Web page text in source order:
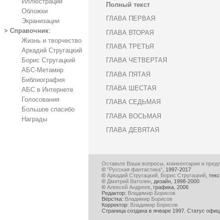
Обложки
Экранизации
> Справочник:
Жизнь и творчество
Аркадий Стругацкий
Борис Стругацкий
АБС-Метамир
Библиография
АБС в Интернете
Голосования
Большое спасибо
Награды
Полный текст
ГЛАВА ПЕРВАЯ
ГЛАВА ВТОРАЯ
ГЛАВА ТРЕТЬЯ
ГЛАВА ЧЕТВЕРТАЯ
ГЛАВА ПЯТАЯ
ГЛАВА ШЕСТАЯ
ГЛАВА СЕДЬМАЯ
ГЛАВА ВОСЬМАЯ
ГЛАВА ДЕВЯТАЯ
Оставьте Ваши вопросы, комментарии и
© "Русская фантастика" , 1997-2017
© Аркадий Стругацкий, Борис Стругацкий ,
© Дмитрий Ватолин , дизайн, 1998-2000
© Алексей Андреев , графика, 2006
Редактор: Владимир Борисов
Вёрстка: Владимир Борисов
Корректор: Владимир Борисов
Страница создана в январе 1997. Статус